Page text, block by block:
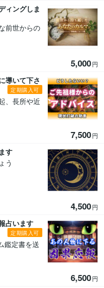
ィングしま
前世からの
5,000円
導いて下さ
定期購入可
、長所や近
7,500円
す
う
4,500円
占います
定期購入可
鑑定書を送
6,500円